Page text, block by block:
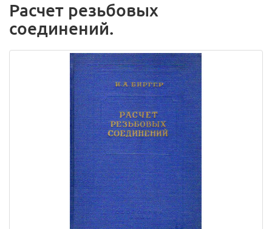
Расчет резьбовых
соединений.